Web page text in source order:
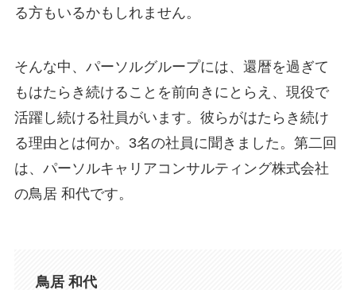
る方もいるかもしれません。
そんな中、パーソルグループには、還暦を過ぎて
もはたらき続けることを前向きにとらえ、現役で
活躍し続ける社員がいます。彼らがはたらき続け
る理由とは何か。3名の社員に聞きました。第二回
は、パーソルキャリアコンサルティング株式会社
の鳥居 和代です。
鳥居 和代